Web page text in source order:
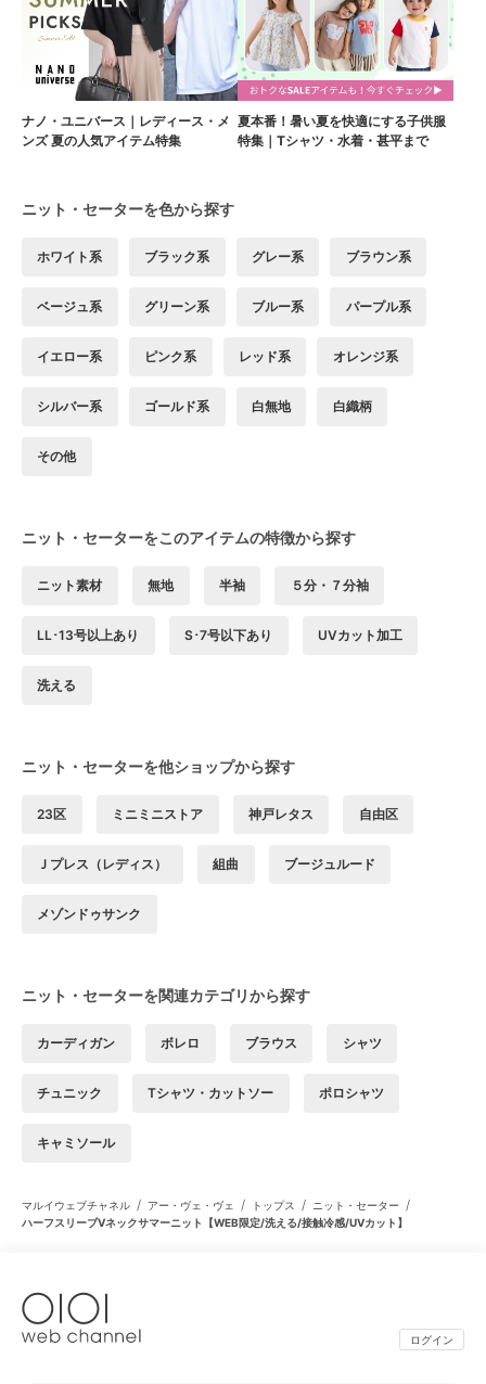
ナノ・ユニバース｜レディース・メ
ンズ 夏の人気アイテム特集
夏本番！暑い夏を快適にする子供服
特集｜Tシャツ・水着・甚平まで
ニット・セーターを色から探す
ホワイト系 ブラック系 グレー系 ブラウン系
ベージュ系 グリーン系 ブルー系 パープル系
イエロー系 ピンク系 レッド系 オレンジ系
シルバー系 ゴールド系 白無地 白織柄
その他
ニット・セーターをこのアイテムの特徴から探す
ニット素材 無地 半袖 ５分・７分袖
LL･13号以上あり S･7号以下あり UVカット加工
洗える
ニット・セーターを他ショップから探す
23区 ミニミニストア 神戸レタス 自由区
Ｊプレス（レディス） 組曲 ブージュルード
メゾンドゥサンク
ニット・セーターを関連カテゴリから探す
カーディガン ボレロ ブラウス シャツ
チュニック Tシャツ・カットソー ポロシャツ
キャミソール
マルイウェブチャネル / アー・ヴェ・ヴェ / トップス / ニット・セーター /
ハーフスリーブVネックサマーニット【WEB限定/洗える/接触冷感/UVカット】
ログイン